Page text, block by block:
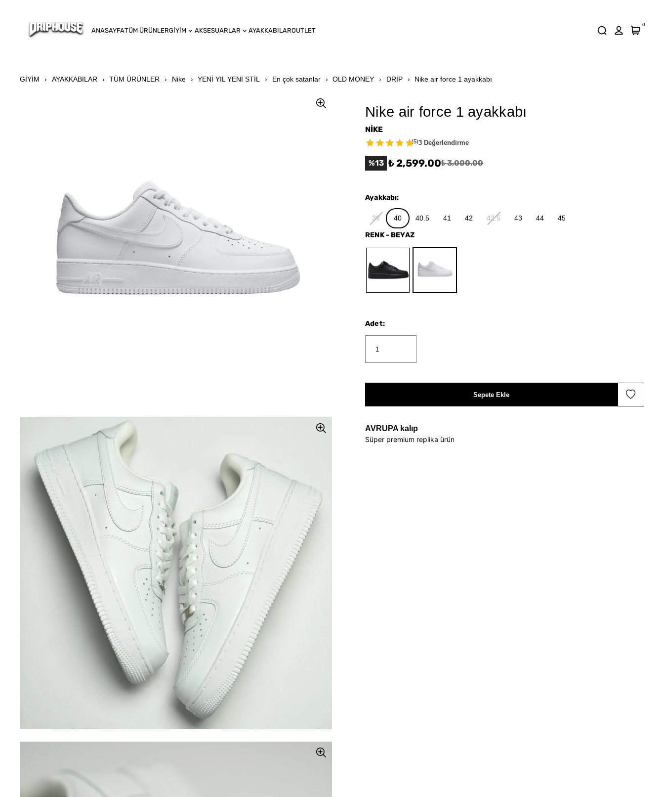
ANASAYFATÜM ÜRÜNLERGİYİM AKSESUARLAR AYAKKABILAROUTLET
0
GİYİM AYAKKABILAR TÜM ÜRÜNLER Nike YENİ YIL YENİ STİL En çok satanlar OLD MONEY DRİP Nike air force 1 ayakkabı
Nike air force 1 ayakkabı
NİKE
(5)3 Değerlendirme
%13 ₺ 2,599.00₺ 3,000.00
AVRUPA kalıp
Süper premium replika ürün
Ayakkabı:
39 40 40.5 41 42 42.5 43 44 45
RENK- BEYAZ
Adet:
Sepete Ekle